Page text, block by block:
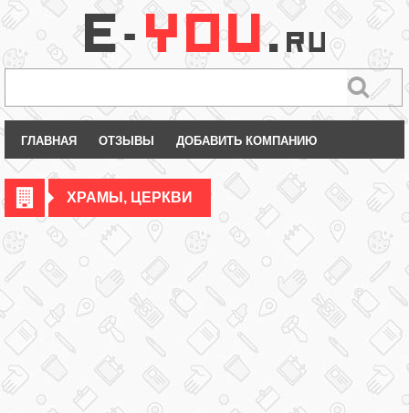
ГЛАВНАЯ ОТЗЫВЫ ДОБАВИТЬ КОМПАНИЮ
ХРАМЫ, ЦЕРКВИ